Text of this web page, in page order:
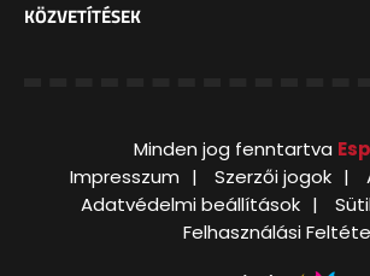
KÖZVETÍTÉSEK
Minden jog fenntartva
Impresszum
Szerzői jogok
Adatvédelmi beállítások
Felhasználási